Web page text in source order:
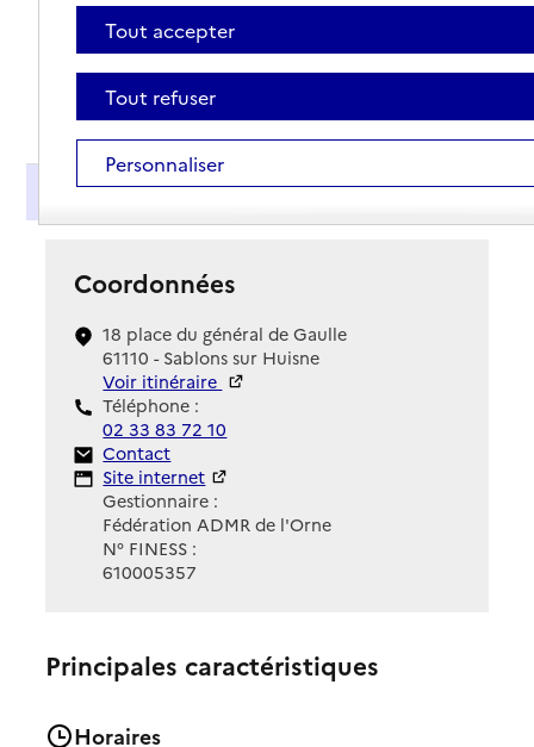
Présentation
Coordonnées
18 place du général de Gaulle
61110 - Sablons sur Huisne
Voir itinéraire
Téléphone :
02 33 83 72 10
Contact
Contact
Site Internet
Site internet
Gestionnaire :
Fédération ADMR de l'Orne
N° FINESS :
610005357
Principales caractéristiques
Horaires
Tout accepter
Tout refuser
Personnaliser